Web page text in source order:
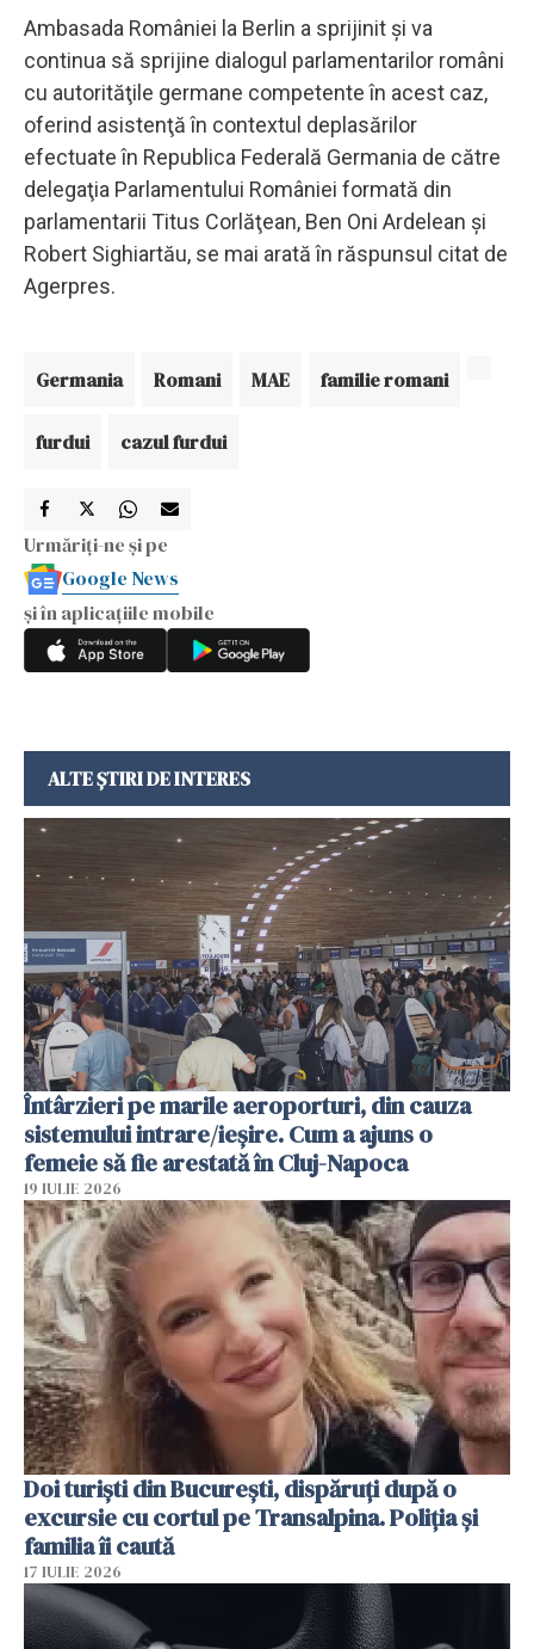
Ambasada României la Berlin a sprijinit şi va
continua să sprijine dialogul parlamentarilor români
cu autorităţile germane competente în acest caz,
oferind asistenţă în contextul deplasărilor
efectuate în Republica Federală Germania de către
delegaţia Parlamentului României formată din
parlamentarii Titus Corlăţean, Ben Oni Ardelean şi
Robert Sighiartău, se mai arată în răspunsul citat de
Agerpres.
Germania Romani MAE familie romani
furdui cazul furdui
Urmăriți-ne și pe
Google News
și în aplicațiile mobile
ALTE ȘTIRI DE INTERES
Întârzieri pe marile aeroporturi, din cauza
sistemului intrare/ieșire. Cum a ajuns o
femeie să fie arestată în Cluj-Napoca
19 IULIE 2026
Doi turiști din București, dispăruți după o
excursie cu cortul pe Transalpina. Poliția și
familia îi caută
17 IULIE 2026